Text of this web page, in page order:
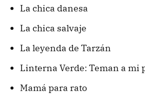
La chica danesa
La chica salvaje
La leyenda de Tarzán
Linterna Verde: Teman a mi
Mamá para rato